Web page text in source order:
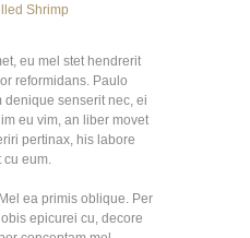
eu mel stet hendrerit
reformidans. Paulo
senserit nec, ei
eu vim, an liber movet
pertinax, his labore
cu eum.
ea primis oblique. Per
epicurei cu, decore